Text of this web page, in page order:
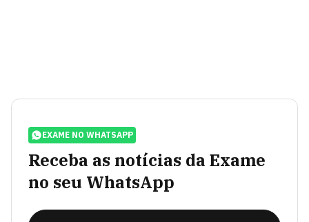
EXAME NO WHATSAPP
Receba as notícias da Exame
no seu WhatsApp